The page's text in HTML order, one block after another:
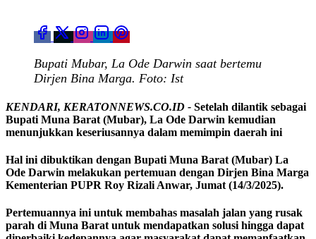
Bupati Mubar, La Ode Darwin saat bertemu
Dirjen Bina Marga. Foto: Ist
KENDARI, KERATONNEWS.CO.ID - Setelah dilantik sebagai
Bupati Muna Barat (Mubar), La Ode Darwin kemudian
menunjukkan keseriusannya dalam memimpin daerah ini
Hal ini dibuktikan dengan Bupati Muna Barat (Mubar) La
Ode Darwin melakukan pertemuan dengan Dirjen Bina Marga
Kementerian PUPR Roy Rizali Anwar, Jumat (14/3/2025).
Pertemuannya ini untuk membahas masalah jalan yang rusak
parah di Muna Barat untuk mendapatkan solusi hingga dapat